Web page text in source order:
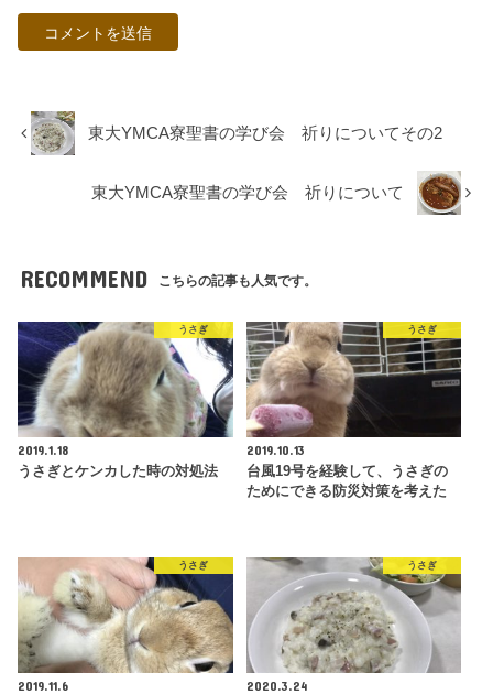
東大YMCA寮聖書の学び会 祈りについてその2
東大YMCA寮聖書の学び会 祈りについて
RECOMMEND こちらの記事も人気です。
うさぎ
2019.1.18
うさぎとケンカした時の対処法
うさぎ
2019.10.13
台風19号を経験して、うさぎの
ためにできる防災対策を考えた
うさぎ
2019.11.6
うさぎ
2020.3.24